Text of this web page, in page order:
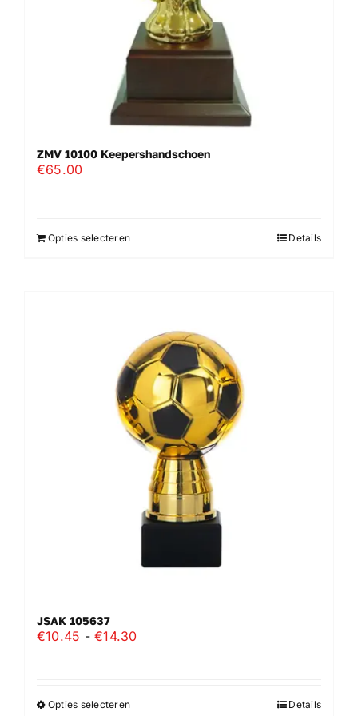
ZMV 10100 Keepershandschoen
€65.00
Opties selecteren Details
JSAK 105637
€10.45 - €14.30Prijsklasse:
Opties selecterenDit
Details